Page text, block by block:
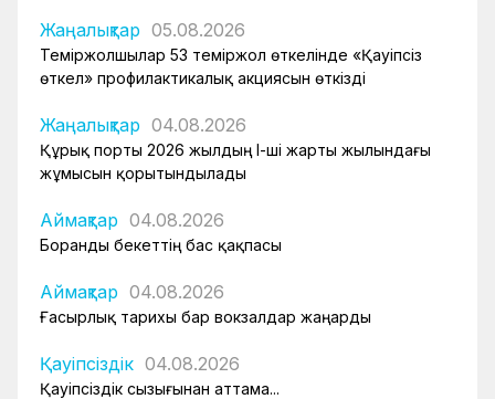
Жаңалықтар 05.08.2026
Теміржолшылар 53 теміржол өткелінде «Қауіпсіз
өткел» профилактикалық акциясын өткізді
Жаңалықтар 04.08.2026
Құрық порты 2026 жылдың І-ші жарты жылындағы
жұмысын қорытындылады
Аймақтар 04.08.2026
Боранды бекеттің бас қақпасы
Аймақтар 04.08.2026
Ғасырлық тарихы бар вокзалдар жаңарды
Қауіпсіздік 04.08.2026
Қауіпсіздік сызығынан аттама...